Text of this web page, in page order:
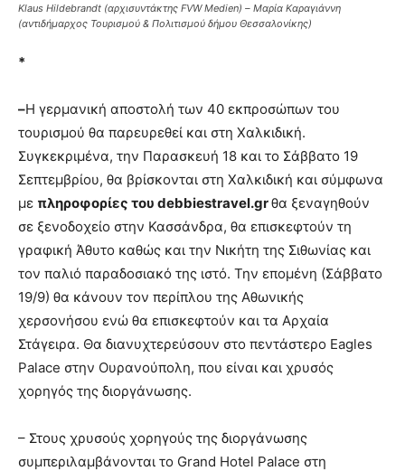
Klaus Hildebrandt (αρχισυντάκτης FVW Medien) – Μαρία Καραγιάννη
(αντιδήμαρχος Τουρισμού & Πολιτισμού δήμου Θεσσαλονίκης)
*
–Η γερμανική αποστολή των 40 εκπροσώπων του
τουρισμού θα παρευρεθεί και στη Χαλκιδική.
Συγκεκριμένα, την Παρασκευή 18 και το Σάββατο 19
Σεπτεμβρίου, θα βρίσκονται στη Χαλκιδική και σύμφωνα
με πληροφορίες του debbiestravel.grθα ξεναγηθούν
σε ξενοδοχείο στην Κασσάνδρα, θα επισκεφτούν τη
γραφική Άθυτο καθώς και την Νικήτη της Σιθωνίας και
τον παλιό παραδοσιακό της ιστό. Την επομένη (Σάββατο
19/9) θα κάνουν τον περίπλου της Αθωνικής
χερσονήσου ενώ θα επισκεφτούν και τα Αρχαία
Στάγειρα. Θα διανυχτερεύσουν στο πεντάστερο Eagles
Palace στην Ουρανούπολη, που είναι και χρυσός
χορηγός της διοργάνωσης.
– Στους χρυσούς χορηγούς της διοργάνωσης
συμπεριλαμβάνονται το Grand Hotel Palace στη